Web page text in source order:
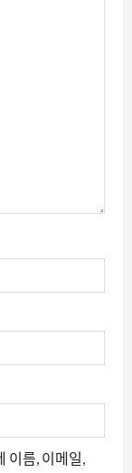
이름, 이메일,